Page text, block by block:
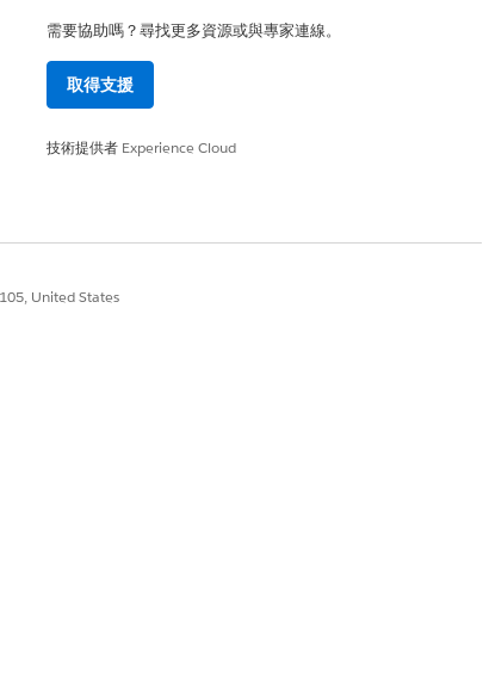
Edition
報價,並有助於維持從報價
需要協助嗎？尋找更多資源或與專家連線。
取得支援
技術提供者 Experience Cloud
United States